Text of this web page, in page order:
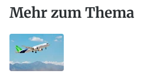
Mehr zum Thema